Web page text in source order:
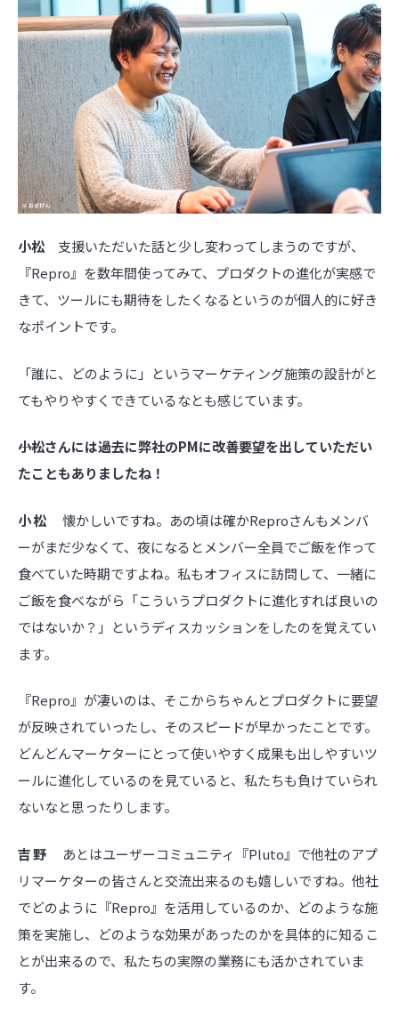
小松 支援いただいた話と少し変わってしまうのですが、
『Repro』を数年間使ってみて、プロダクトの進化が実感で
きて、ツールにも期待をしたくなるというのが個人的に好き
なポイントです。
「誰に、どのように」というマーケティング施策の設計がと
てもやりやすくできているなとも感じています。
――小松さんには過去に弊社のPMに改善要望を出していただい
たこともありましたね！
小松 懐かしいですね。あの頃は確かReproさんもメンバ
ーがまだ少なくて、夜になるとメンバー全員でご飯を作って
食べていた時期ですよね。私もオフィスに訪問して、一緒に
ご飯を食べながら「こういうプロダクトに進化すれば良いの
ではないか？」というディスカッションをしたのを覚えてい
ます。
『Repro』が凄いのは、そこからちゃんとプロダクトに要望
が反映されていったし、そのスピードが早かったことです。
どんどんマーケターにとって使いやすく成果も出しやすいツ
ールに進化しているのを見ていると、私たちも負けていられ
ないなと思ったりします。
吉野
あとはユーザーコミュニティ『Pluto』で他社のアプ
リマーケターの皆さんと交流出来るのも嬉しいですね。他社
でどのように『Repro』を活用しているのか、どのような施
策を実施し、どのような効果があったのかを具体的に知るこ
とが出来るので、私たちの実際の業務にも活かされていま
す。